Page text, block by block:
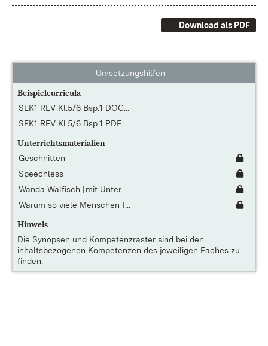
Download als PDF
Umsetzungshilfen
Beispielcurricula
SEK1 REV Kl.5/6 Bsp.1 DOC...
SEK1 REV Kl.5/6 Bsp.1 PDF
Unterrichtsmaterialien
Geschnitten
Speechless
Wanda Walfisch [mit Unter...
Warum so viele Menschen f...
Hinweis
Die Synopsen und Kompetenzraster sind bei den
inhaltsbezogenen Kompetenzen des jeweiligen Faches zu
finden.